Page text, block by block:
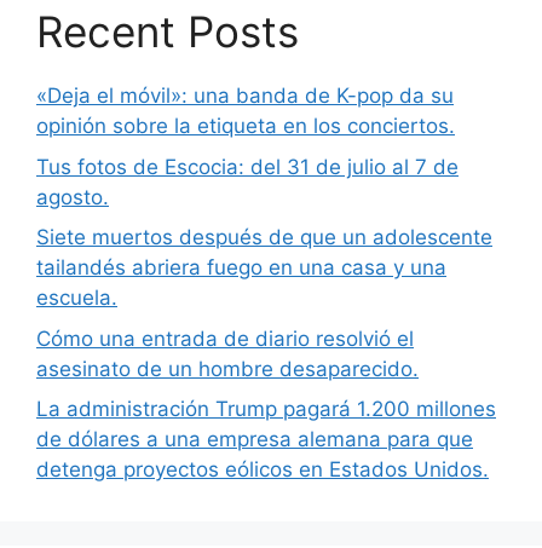
Recent Posts
«Deja el móvil»: una banda de K-pop da su
opinión sobre la etiqueta en los conciertos.
Tus fotos de Escocia: del 31 de julio al 7 de
agosto.
Siete muertos después de que un adolescente
tailandés abriera fuego en una casa y una
escuela.
Cómo una entrada de diario resolvió el
asesinato de un hombre desaparecido.
La administración Trump pagará 1.200 millones
de dólares a una empresa alemana para que
detenga proyectos eólicos en Estados Unidos.